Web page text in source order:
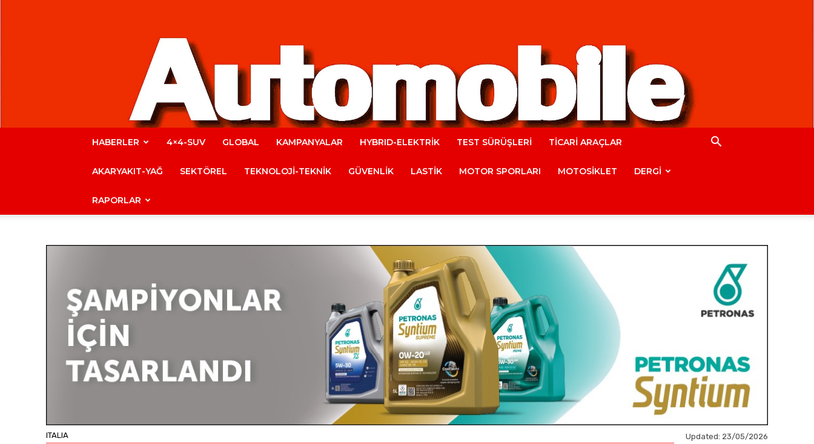
Automobile
Magazine
HABERLER 4×4-SUV GLOBAL KAMPANYALAR HYBRID-ELEKTRİK TEST SÜRÜŞLERİ TİCARİ ARAÇLAR
AKARYAKIT-YAĞ SEKTÖREL TEKNOLOJİ-TEKNİK GÜVENLİK LASTİK MOTOR SPORLARI MOTOSİKLET DERGİ
RAPORLAR
ITALIA Updated: 23/05/2026